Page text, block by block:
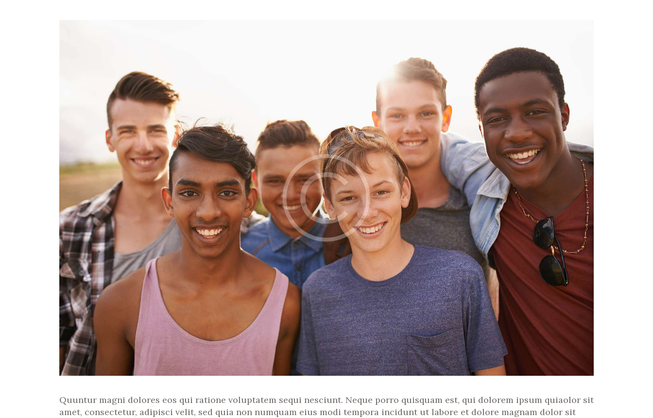
Quuntur magni dolores eos qui ratione voluptatem sequi nesciunt. Neque porro quisquam est, qui dolorem ipsum quiaolor sit
amet, consectetur, adipisci velit, sed quia non numquam eius modi tempora incidunt ut labore et dolore magnam dolor sit